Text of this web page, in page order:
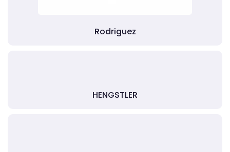
Rodriguez
HENGSTLER